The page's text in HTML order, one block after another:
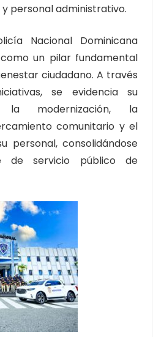
personal administrativo.
Nacional Dominicana
un pilar fundamental
ciudadano. A través
se evidencia su
la modernización, la
comunitario y el
personal, consolidándose
de servicio público de